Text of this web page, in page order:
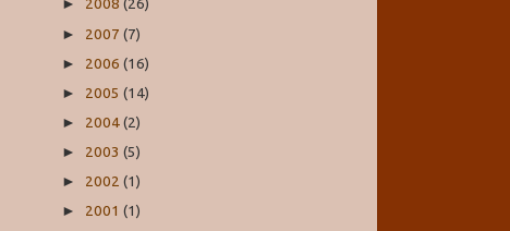
► 2008 (26)
► 2007 (7)
► 2006 (16)
► 2005 (14)
► 2004(2)
► 2003 (5)
► 2002 (1)
► 2001 (1)